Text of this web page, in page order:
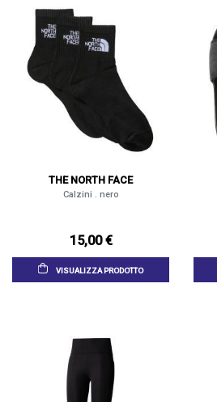
THE NORTH FACE
Calzini . nero
15,00 €
VISUALIZZA PRODOTTO